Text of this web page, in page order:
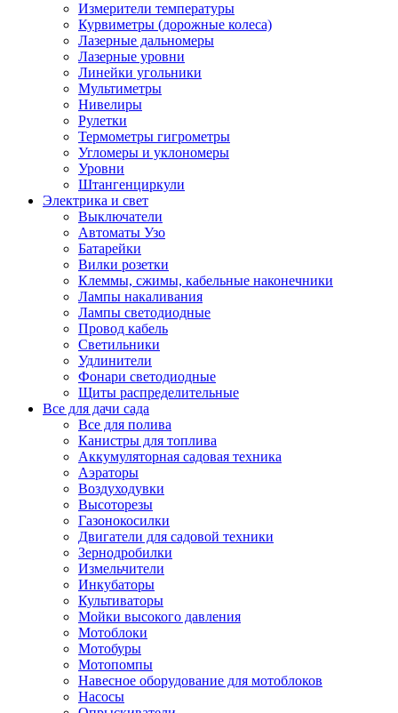
Измерители температуры
Курвиметры (дорожные колеса)
Лазерные дальномеры
Лазерные уровни
Линейки угольники
Мультиметры
Нивелиры
Рулетки
Термометры гигрометры
Угломеры и уклономеры
Уровни
Штангенциркули
Электрика и свет
Выключатели
Автоматы Узо
Батарейки
Вилки розетки
Клеммы, сжимы, кабельные наконечники
Лампы накаливания
Лампы светодиодные
Провод кабель
Светильники
Удлинители
Фонари светодиодные
Щиты распределительные
Все для дачи сада
Все для полива
Канистры для топлива
Аккумуляторная садовая техника
Аэраторы
Воздуходувки
Высоторезы
Газонокосилки
Двигатели для садовой техники
Зернодробилки
Измельчители
Инкубаторы
Культиваторы
Мойки высокого давления
Мотоблоки
Мотобуры
Мотопомпы
Навесное оборудование для мотоблоков
Насосы